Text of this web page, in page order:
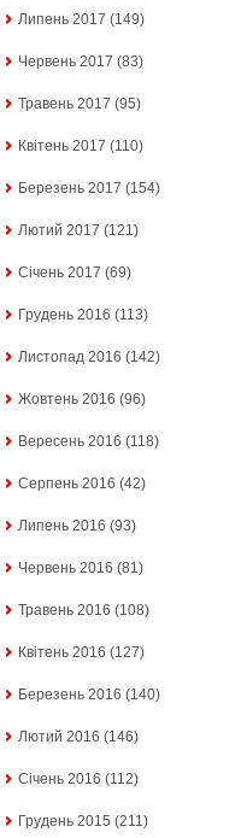
Липень 2017 (149)
Червень 2017 (83)
Травень 2017 (95)
Квітень 2017 (110)
Березень 2017 (154)
Лютий 2017 (121)
Січень 2017 (69)
Грудень 2016 (113)
Листопад 2016 (142)
Жовтень 2016 (96)
Вересень 2016 (118)
Серпень 2016 (42)
Липень 2016 (93)
Червень 2016 (81)
Травень 2016 (108)
Квітень 2016 (127)
Березень 2016 (140)
Лютий 2016 (146)
Січень 2016 (112)
Грудень 2015 (211)